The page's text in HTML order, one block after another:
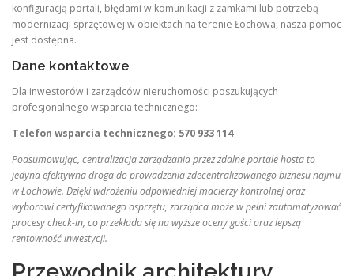
konfiguracją portali, błędami w komunikacji z zamkami lub potrzebą
modernizacji sprzętowej w obiektach na terenie Łochowa, nasza pomoc
jest dostępna.
Dane kontaktowe
Dla inwestorów i zarządców nieruchomości poszukujących
profesjonalnego wsparcia technicznego:
Telefon wsparcia technicznego: 570 933 114
Podsumowując, centralizacja zarządzania przez zdalne portale hosta to
jedyna efektywna droga do prowadzenia zdecentralizowanego biznesu najmu
w Łochowie. Dzięki wdrożeniu odpowiedniej macierzy kontrolnej oraz
wyborowi certyfikowanego osprzętu, zarządca może w pełni zautomatyzować
procesy check-in, co przekłada się na wyższe oceny gości oraz lepszą
rentowność inwestycji.